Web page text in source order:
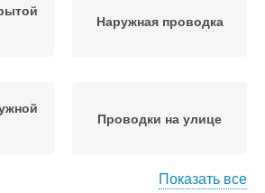
Наружная проводка
Проводки на улице
Показать все